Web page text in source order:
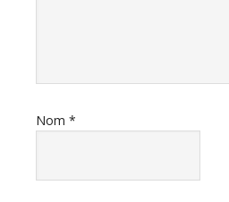
Nom *